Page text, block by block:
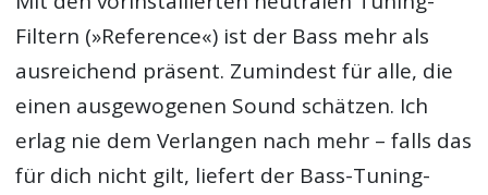
Filtern (»Reference«) ist der Bass mehr als
ausreichend präsent. Zumindest für alle, die
einen ausgewogenen Sound schätzen. Ich
erlag nie dem Verlangen nach mehr – falls das
für dich nicht gilt, liefert der Bass-Tuning-